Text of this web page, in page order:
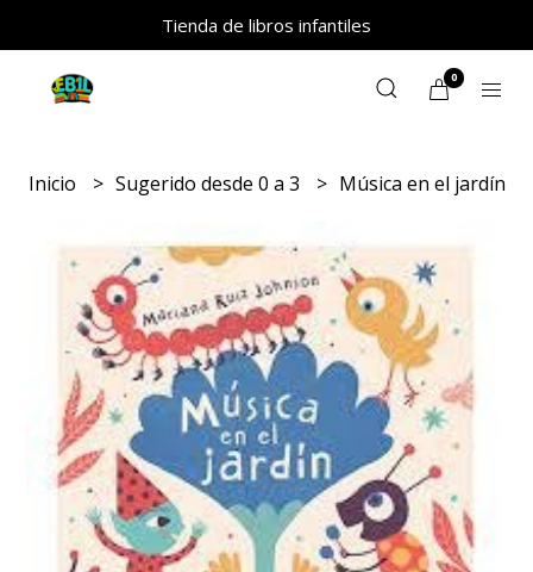
Tienda de libros infantiles
0
Inicio Sugerido desde 0 a 3 Música en el jardín